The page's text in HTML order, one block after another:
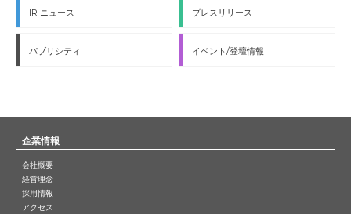
IR ニュース プレスリリース
パブリシティ イベント/登壇情報
企業情報
会社概要
経営理念
採用情報
アクセス